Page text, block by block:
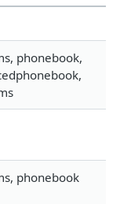
phonebook,
phonebook